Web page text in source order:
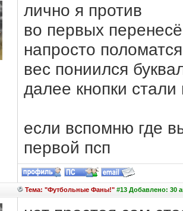
лично я против
во первых
напросто
вес пониился
далее кнопки
если вспомню где
первой псп
Тема: "Футбольные Фаны!"#13 Добавлено: 30